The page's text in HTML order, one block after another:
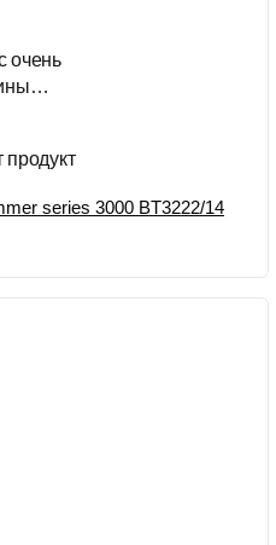
очень
так
в
одного
месяца
series 3000 BT3222/14